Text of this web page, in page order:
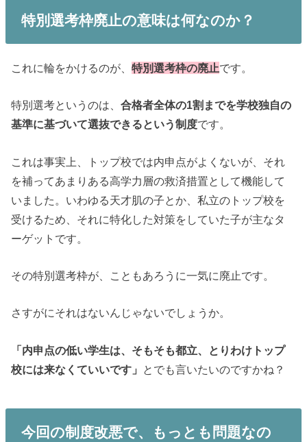
特別選考枠廃止の意味は何なのか？
これに輪をかけるのが、特別選考枠の廃止です。
特別選考というのは、合格者全体の1割までを学校独自の
基準に基づいて選抜できるという制度です。
これは事実上、トップ校では内申点がよくないが、それ
を補ってあまりある高学力層の救済措置として機能して
いました。いわゆる天才肌の子とか、私立のトップ校を
受けるため、それに特化した対策をしていた子が主なタ
ーゲットです。
その特別選考枠が、こともあろうに一気に廃止です。
さすがにそれはないんじゃないでしょうか。
「内申点の低い学生は、そもそも都立、とりわけトップ
校には来なくていいです」 とでも言いたいのですかね？
今回の制度改悪で、もっとも問題なの